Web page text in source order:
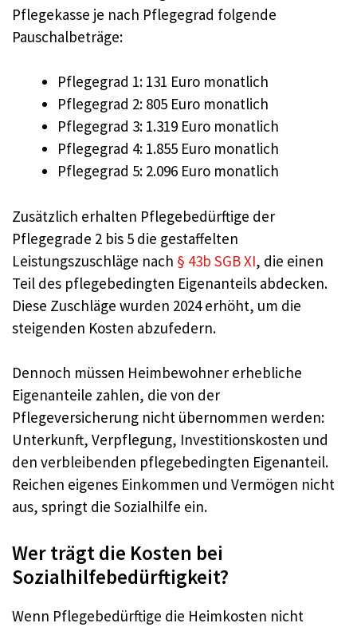
Pflegekasse je nach Pflegegrad folgende
Pauschalbeträge:
Pflegegrad 1: 131 Euro monatlich
Pflegegrad 2: 805 Euro monatlich
Pflegegrad 3: 1.319 Euro monatlich
Pflegegrad 4: 1.855 Euro monatlich
Pflegegrad 5: 2.096 Euro monatlich
Zusätzlich erhalten Pflegebedürftige der
Pflegegrade 2 bis 5 die gestaffelten
Leistungszuschläge nach § 43b SGB XI, die einen
Teil des pflegebedingten Eigenanteils abdecken.
Diese Zuschläge wurden 2024 erhöht, um die
steigenden Kosten abzufedern.
Dennoch müssen Heimbewohner erhebliche
Eigenanteile zahlen, die von der
Pflegeversicherung nicht übernommen werden:
Unterkunft, Verpflegung, Investitionskosten und
den verbleibenden pflegebedingten Eigenanteil.
Reichen eigenes Einkommen und Vermögen nicht
aus, springt die Sozialhilfe ein.
Wer trägt die Kosten bei
Sozialhilfebedürftigkeit?
Wenn Pflegebedürftige die Heimkosten nicht